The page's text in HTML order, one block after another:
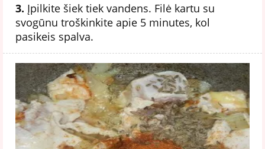
3. Įpilkite šiek tiek vandens. Filė kartu su
svogūnu troškinkite apie 5 minutes, kol
pasikeis spalva.